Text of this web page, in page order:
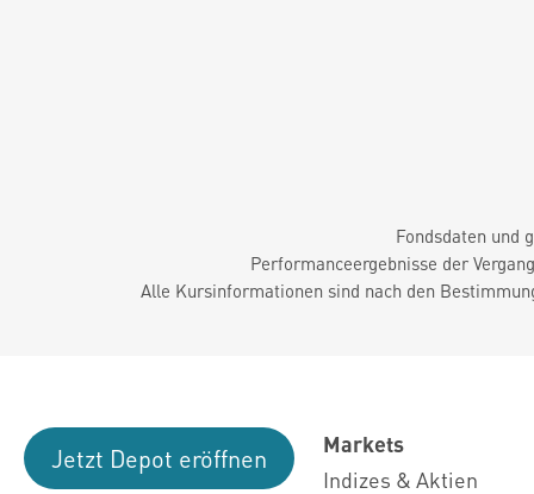
Fondsdaten und
Performanceergebnisse der
Alle Kursinformationen sind nach den
Jetzt Depot eröffnen
Markets
Indizes & Aktien